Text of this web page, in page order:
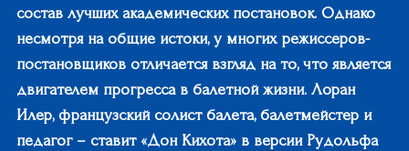
состав лучших академических постановок. Однако
несмотря на общие истоки, у многих режиссеров-
постановщиков отличается взгляд на то, что является
двигателем прогресса в балетной жизни. Лоран
Илер, французский солист балета, балетмейстер и
педагог – ставит «Дон Кихота» в версии Рудольфа